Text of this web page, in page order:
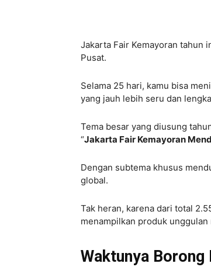
Jakarta Fair Kemayoran tahun
Pusat.
Selama 25 hari, kamu bisa
yang jauh lebih seru dan
Tema besar yang diusung
“Jakarta Fair Kemayoran
Dengan subtema khusus
global.
Tak heran, karena dari total
menampilkan produk
Waktunya